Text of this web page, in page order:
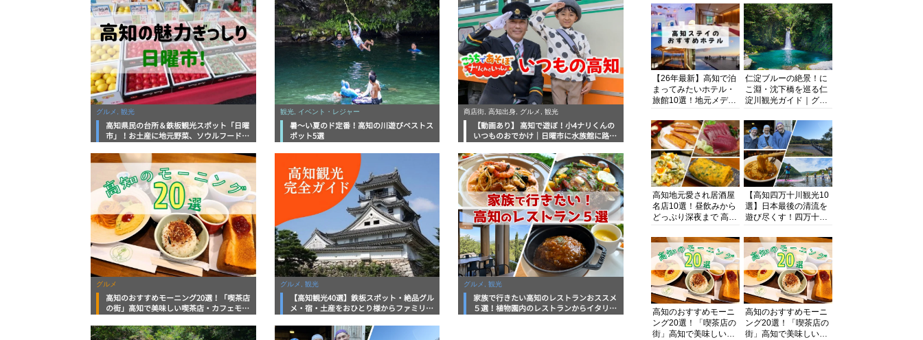
グルメ, 観光
高知県民の台所＆鉄板観光スポット「日曜
市」！お土産に地元野菜、ソウルフードま
底解説！
観光, イベント・レジャー
暑～い夏のド定番！高知の川遊びベストス
ポット5選
商店街, 高知出身, グルメ, 観光
【動画あり】 高知で遊ぼ！小4ナリくんの
いつものおでかけ｜日曜市に水族館に路面
グルメ
高知のおすすめモーニング20選！「喫茶店
の街」高知で美味しい喫茶店・カフェモー
グルメ, 観光
【高知観光40選】鉄板スポット・絶品グル
メ・宿・土産をおひとり様からファミリー
グルメ, 観光
家族で行きたい高知のレストランおススメ
５選！植物園内のレストランからイタリア
浴にキャンプまで透明
度抜群の海の楽園を徹
底紹介
【26年最新】高知で泊
まってみたいホテル・
旅館10選！地元メディ
厳選
仁淀ブルーの絶景！に
こ淵・沈下橋を巡る仁
淀川観光ガイド｜グル
まで完全網羅！
高知地元愛され居酒屋
名店10選！昼飲みから
どっぷり深夜まで 高知
知グルメPro】
【高知四万十川観光10
選】日本最後の清流を
遊び尽くす！四万十川
を網羅したおすすめガ
イド
高知のおすすめモーニ
ング20選！「喫茶店の
街」高知で美味しい喫
高知のおすすめモーニ
ング20選！「喫茶店の
街」高知で美味しい喫